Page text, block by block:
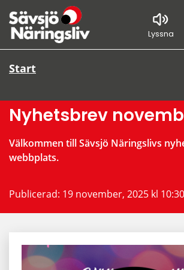
Lyssna
Start
Nyhetsbrev
Välkommen till Sävsjö Näringslivs
webbplats.
Publicerad: 19 november, 2025 kl 10:30